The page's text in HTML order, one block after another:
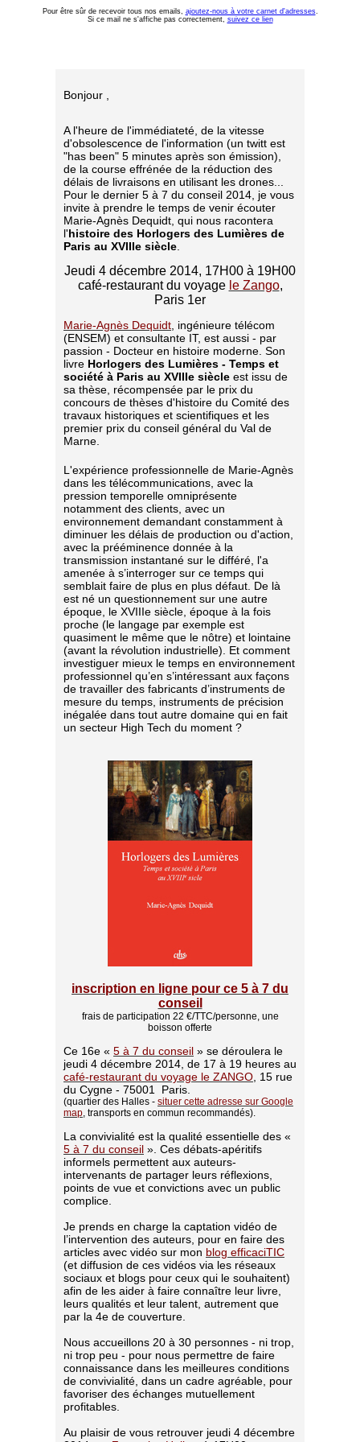
Pour être sûr de recevoir tous nos emails, ajoutez-nous à votre carnet d'adresses.
Si ce mail ne s'affiche pas correctement, suivez ce lien
Bonjour ,
A l'heure de l'immédiateté, de la vitesse
d'obsolescence de l'information (un twitt est
"has been" 5 minutes après son émission),
de la course effrénée de la réduction des
délais de livraisons en utilisant les drones...
Pour le dernier 5 à 7 du conseil 2014, je vous
invite à prendre le temps de venir écouter
Marie-Agnès Dequidt, qui nous racontera
l'histoire des Horlogers des Lumières de
Paris au XVIIIe siècle
Jeudi 4 décembre 2014, 17H00 à 19H00
café-restaurant du voyage le Zango,
Paris 1er
Marie-Agnès Dequidt , ingénieure télécom
(ENSEM) et consultante IT, est aussi - par
passion - Docteur en histoire moderne. Son
livre Horlogers des Lumières - Temps et
société à Paris au XVIIIe siècle est issu de
sa thèse, récompensée par le prix du
concours de thèses d'histoire du Comité des
travaux historiques et scientifiques et les
premier prix du conseil général du Val de
Marne.
L'expérience professionnelle de Marie-Agnès
dans les télécommunications, avec la
pression temporelle omniprésente
notamment des clients, avec un
environnement demandant constamment à
diminuer les délais de production ou d'action,
avec la prééminence donnée à la
transmission instantané sur le différé, l'a
amenée à s’interroger sur ce temps qui
semblait faire de plus en plus défaut. De là
est né un questionnement sur une autre
époque, le XVIIIe siècle, époque à la fois
proche (le langage par exemple est
quasiment le même que le nôtre) et lointaine
(avant la révolution industrielle). Et comment
investiguer mieux le temps en environnement
professionnel qu’en s’intéressant aux façons
de travailler des fabricants d’instruments de
mesure du temps, instruments de précision
inégalée dans tout autre domaine qui en fait
un secteur High Tech du moment ?
inscription en ligne pour ce 5 à 7 du
conseil
frais de participation 22 €/TTC/personne, une
boisson offerte
Ce 16e « 5 à 7 du conseil » se déroulera le
jeudi 4 décembre 2014, de 17 à 19 heures au
café-restaurant du voyage le ZANGO , 15 rue
du Cygne - 75001 Paris.
(quartier des Halles - situer cette adresse sur Google
map, transports en commun recommandés).
La convivialité est la qualité essentielle des «
5 à 7 du conseil ». Ces débats-apéritifs
informels permettent aux auteurs-
intervenants de partager leurs réflexions,
points de vue et convictions avec un public
complice.
Je prends en charge la captation vidéo de
l’intervention des auteurs, pour en faire des
articles avec vidéo sur mon blog efficaciTIC
(et diffusion de ces vidéos via les réseaux
sociaux et blogs pour ceux qui le souhaitent)
afin de les aider à faire connaître leur livre,
leurs qualités et leur talent, autrement que
par la 4e de couverture.
Nous accueillons 20 à 30 personnes - ni trop,
ni trop peu - pour nous permettre de faire
connaissance dans les meilleures conditions
de convivialité, dans un cadre agréable, pour
favoriser des échanges mutuellement
profitables.
Au plaisir de vous retrouver jeudi 4 décembre